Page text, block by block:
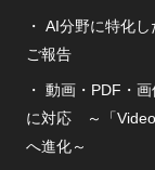
AI分野に特化
ご報告
動画・PDF・
に対応 ～「Video
へ進化～